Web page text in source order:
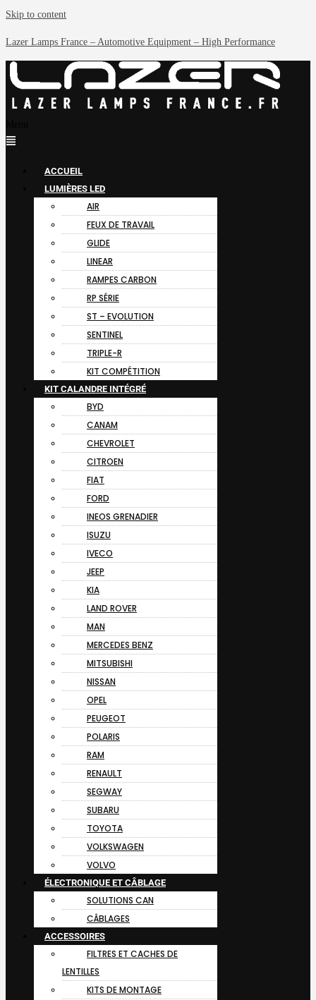
Skip to content
Lazer Lamps France – Automotive Equipment – High Performance
ACCUEIL
LUMIÈRES LED
AIR
FEUX DE TRAVAIL
GLIDE
LINEAR
RAMPES CARBON
RP SÉRIE
ST – EVOLUTION
SENTINEL
TRIPLE-R
KIT COMPÉTITION
KIT CALANDRE INTÉGRÉ
BYD
CANAM
CHEVROLET
CITROEN
FIAT
FORD
INEOS GRENADIER
ISUZU
IVECO
JEEP
KIA
LAND ROVER
MAN
MERCEDES BENZ
MITSUBISHI
NISSAN
OPEL
PEUGEOT
POLARIS
RAM
RENAULT
SEGWAY
SUBARU
TOYOTA
VOLKSWAGEN
VOLVO
ÉLECTRONIQUE ET CÂBLAGE
SOLUTIONS CAN
CÂBLAGES
ACCESSOIRES
FILTRES ET CACHES DE
LENTILLES
KITS DE MONTAGE